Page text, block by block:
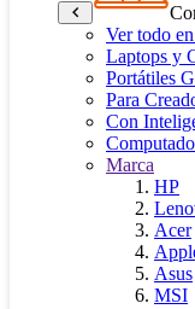
Ver todo
Laptops y
Portátiles
Para
Con
Marca
HP
Acer
Asus
MSI